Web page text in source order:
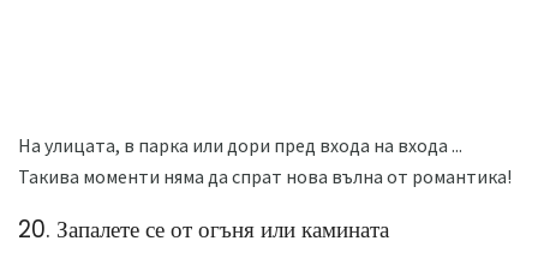
На улицата, в парка или дори пред входа на входа ...
Такива моменти няма да спрат нова вълна от романтика!
20. Запалете се от огъня или камината